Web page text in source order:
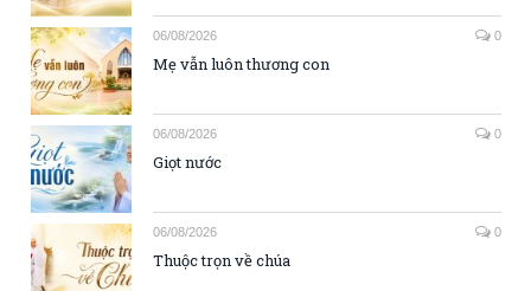
06/08/2026 0
Mẹ vẫn luôn thương con
06/08/2026 0
Giọt nước
06/08/2026 0
Thuộc trọn về chúa